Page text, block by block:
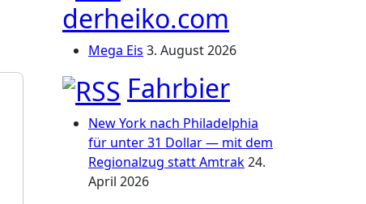
derheiko.com
Mega Eis 3. August 2026
Fahrbier
New York nach Philadelphia
für unter 31 Dollar — mit dem
Regionalzug statt Amtrak24.
April 2026